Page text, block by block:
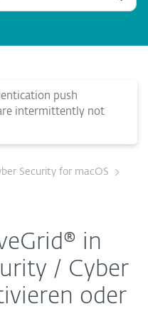
push
intermittently not
Security for macOS
in
/ Cyber
oder